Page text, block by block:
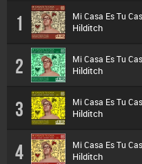
1 Mi Casa Es Tu
Hilditch
2 Mi Casa Es Tu
Hilditch
3 Mi Casa Es Tu
Hilditch
4 Mi Casa Es Tu
Hilditch